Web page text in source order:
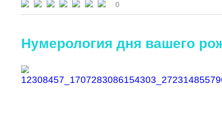
0
Нумерология дня вашего